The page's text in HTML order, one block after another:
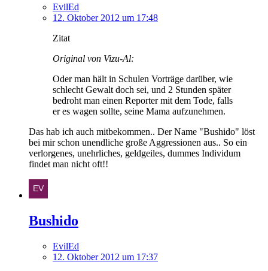
EvilEd
12. Oktober 2012 um 17:48
Zitat
Original von Vizu-Al:
Oder man hält in Schulen Vorträge darüber, wie
schlecht Gewalt doch sei, und 2 Stunden später
bedroht man einen Reporter mit dem Tode, falls
er es wagen sollte, seine Mama aufzunehmen.
Das hab ich auch mitbekommen.. Der Name "Bushido" löst
bei mir schon unendliche große Aggressionen aus.. So ein
verlorgenes, unehrliches, geldgeiles, dummes Individum
findet man nicht oft!!
Bushido
EvilEd
12. Oktober 2012 um 17:37